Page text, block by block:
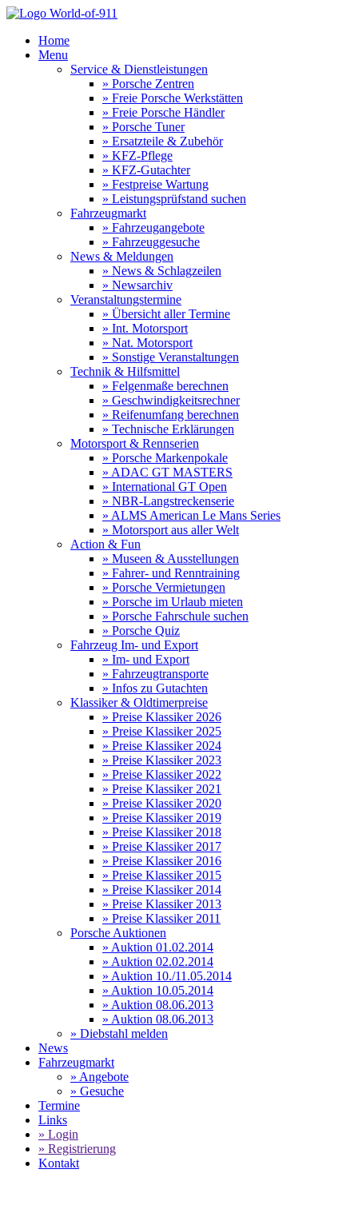
Home
Menu
Service & Dienstleistungen
» Porsche Zentren
» Freie Porsche Werkstätten
» Freie Porsche Händler
» Porsche Tuner
» Ersatzteile & Zubehör
» KFZ-Pflege
» KFZ-Gutachter
» Festpreise Wartung
» Leistungsprüfstand suchen
Fahrzeugmarkt
» Fahrzeugangebote
» Fahrzeuggesuche
News & Meldungen
» News & Schlagzeilen
» Newsarchiv
Veranstaltungstermine
» Übersicht aller Termine
» Int. Motorsport
» Nat. Motorsport
» Sonstige Veranstaltungen
Technik & Hilfsmittel
» Felgenmaße berechnen
» Geschwindigkeitsrechner
» Reifenumfang berechnen
» Technische Erklärungen
Motorsport & Rennserien
» Porsche Markenpokale
» ADAC GT MASTERS
» International GT Open
» NBR-Langstreckenserie
» ALMS American Le Mans Series
» Motorsport aus aller Welt
Action & Fun
» Museen & Ausstellungen
» Fahrer- und Renntraining
» Porsche Vermietungen
» Porsche im Urlaub mieten
» Porsche Fahrschule suchen
» Porsche Quiz
Fahrzeug Im- und Export
» Im- und Export
» Fahrzeugtransporte
» Infos zu Gutachten
Klassiker & Oldtimerpreise
» Preise Klassiker 2026
» Preise Klassiker 2025
» Preise Klassiker 2024
» Preise Klassiker 2023
» Preise Klassiker 2022
» Preise Klassiker 2021
» Preise Klassiker 2020
» Preise Klassiker 2019
» Preise Klassiker 2018
» Preise Klassiker 2017
» Preise Klassiker 2016
» Preise Klassiker 2015
» Preise Klassiker 2014
» Preise Klassiker 2013
» Preise Klassiker 2011
Porsche Auktionen
» Auktion 01.02.2014
» Auktion 02.02.2014
» Auktion 10./11.05.2014
» Auktion 10.05.2014
» Auktion 08.06.2013
» Auktion 08.06.2013
» Diebstahl melden
News
Fahrzeugmarkt
» Angebote
» Gesuche
Termine
Links
» Login
» Registrierung
Kontakt